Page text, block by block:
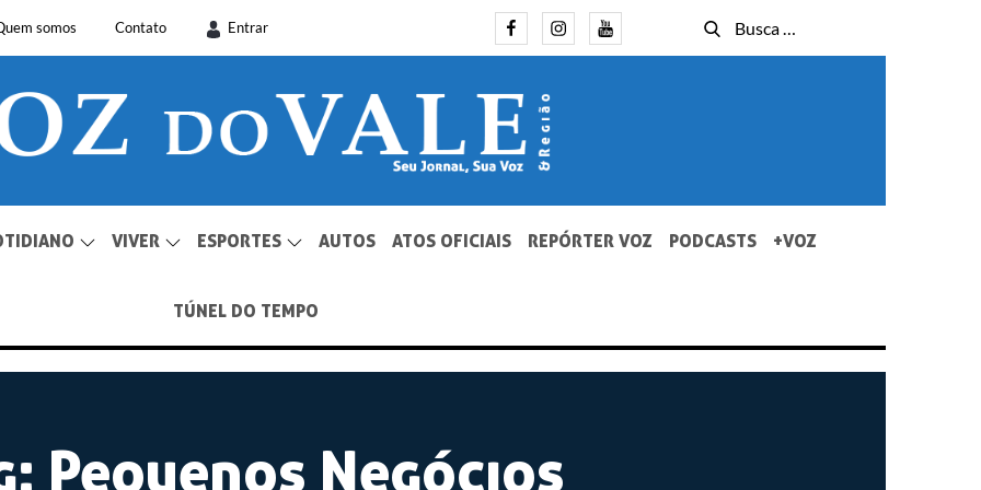
somos Contato Entrar FacebookInstagramYoutube
Busca
for:
Busca
VIVER ESPORTES AUTOS ATOS OFICIAIS REPÓRTER VOZ PODCASTS +VOZ
TÚNEL DO TEMPO
Pequenos Negócios